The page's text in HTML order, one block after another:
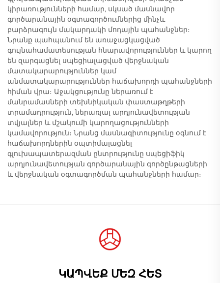
կիրառությունների համար, սկսած մասնավոր
գործարանային օգտագործումներից մինչև
բարձրագույն մակարդակի մոդային պահանջներ։
Նրանք պահպանում են առաջացկացված
գույնահամատեսության հնարավորություններ և կարող
են զարգացնել սպեցիալացված վերջնական
մատակարարություններ կամ
անմատակարարություններ հաճախորդի պահանջների
հիման վրա։ Աջակցությունը ներառում է
մանրամասների տեխնիկական փաստաթղթերի
տրամադրություն, ներառյալ արդյունավետության
տվյալներ և մշակումի կարողացությունների
կամավորություն։ Նրանց մասնագիտությունը օգնում է
հաճախորդներին օպտիմալացնել
գլուխապատերազման ընտրությունը սպեցիֆիկ
արդյունավետության գործարանային գործընթացների
և վերջնական օգտագործման պահանջների համար։
ԿԱՊՎԵՔ ՄԵԶ ՀԵՏ